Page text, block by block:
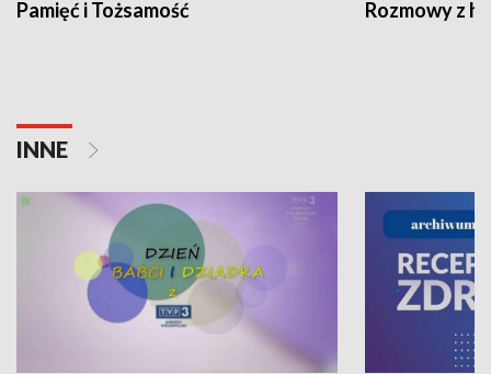
Pamięć i Tożsamość Rozmowy z
INNE